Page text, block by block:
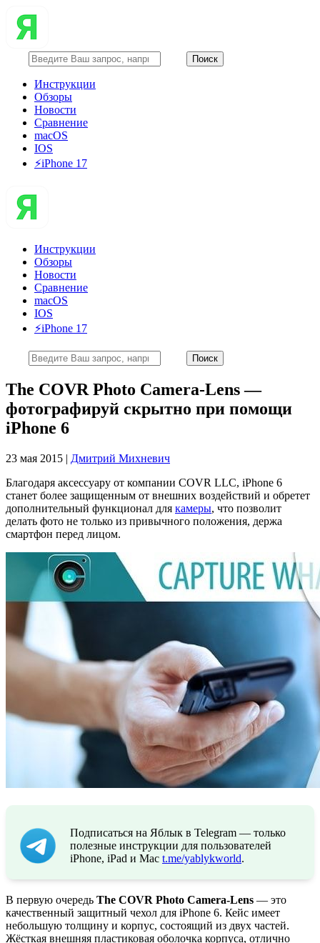
Инструкции
Обзоры
Новости
Сравнение
macOS
IOS
⚡️iPhone 17
Инструкции
Обзоры
Новости
Сравнение
macOS
IOS
⚡️iPhone 17
The COVR Photo Camera-Lens —
фотографируй скрытно при помощи
iPhone 6
23 мая 2015 | Дмитрий Михневич
Благодаря аксессуару от компании COVR LLC, iPhone 6
станет более защищенным от внешних воздействий и обретет
дополнительный функционал для камеры, что позволит
делать фото не только из привычного положения, держа
смартфон перед лицом.
Подписаться на Яблык в Telegram — только
полезные инструкции для пользователей
iPhone, iPad и Mac t.me/yablykworld.
В первую очередь The COVR Photo Camera-Lens — это
качественный защитный чехол для iPhone 6. Кейс имеет
небольшую толщину и корпус, состоящий из двух частей.
Жёсткая внешняя пластиковая оболочка корпуса, отлично